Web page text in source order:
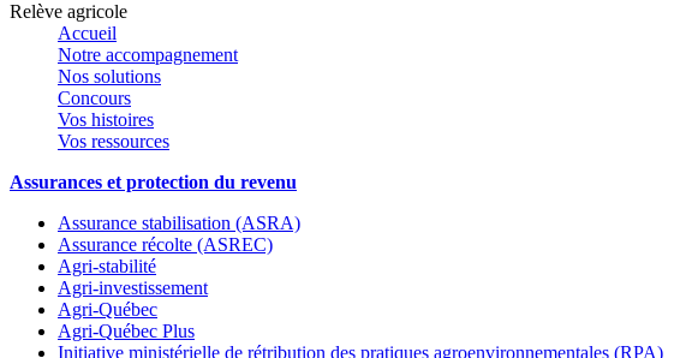
Relève agricole
Accueil
Notre accompagnement
Nos solutions
Concours
Vos histoires
Vos ressources
Assurances et protection du revenu
Assurance stabilisation (ASRA)
Assurance récolte (ASREC)
Agri-stabilité
Agri-investissement
Agri-Québec
Agri-Québec Plus
Initiative ministérielle de rétribution des pratiques agroenvironnementales (RPA)